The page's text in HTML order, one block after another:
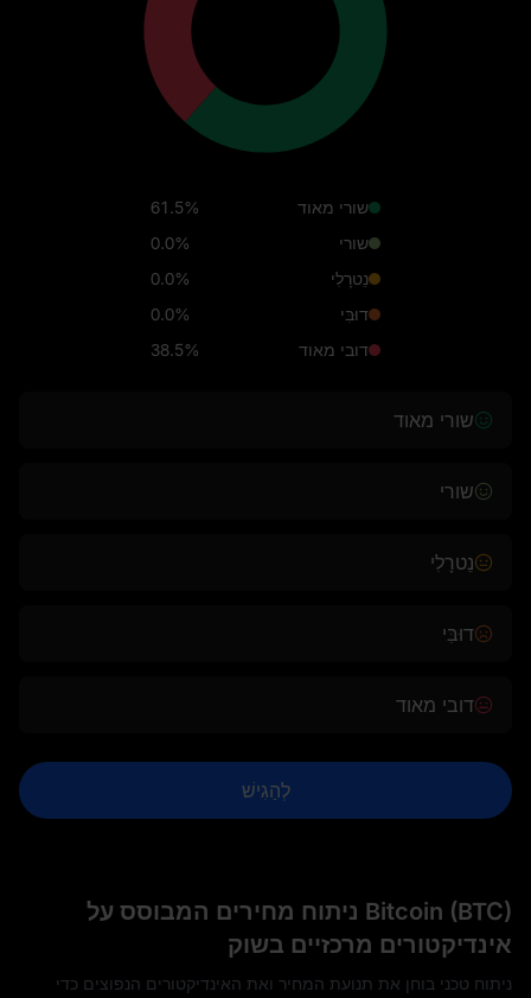
שורי מאוד
61.5%
שורי
0.0%
נֵטרָלִי
0.0%
דוּבִּי
0.0%
דובי מאוד
38.5%
שורי מאוד
שורי
נֵטרָלִי
דוּבִּי
דובי מאוד
לְהַגִישׁ
Bitcoin (BTC) ניתוח מחירים המבוסס על
אינדיקטורים מרכזיים בשוק
ניתוח טכני בוחן את תנועת המחיר ואת האינדיקטורים הנפוצים כדי